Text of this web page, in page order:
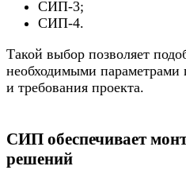
СИП-3;
СИП-4.
Такой выбор позволяет
необходимыми параметрами
и требования проекта.
СИП обеспечивает
решений